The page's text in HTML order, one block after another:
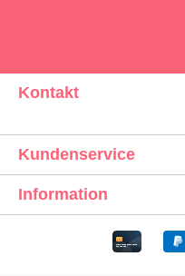
Kontakt
Kundenservice
Information